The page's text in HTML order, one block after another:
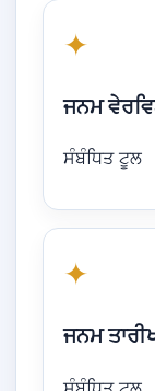
✦
ਜਨਮ
ਸੰਬੰਧਿਤ ਟੂਲ
✦
ਜਨਮ